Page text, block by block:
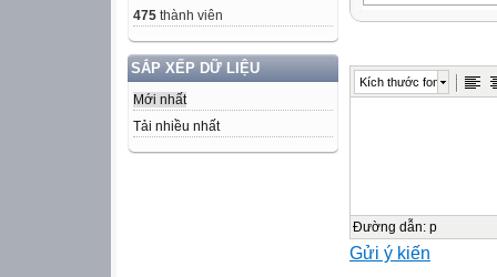
475 thành viên
SẮP XẾP DỮ LIỆU
Mới nhất
Tải nhiều nhất
Nhạc: Ri- chác
Lời việt:
Âm nhạc – Tiết
Khám phá
Kích thước font
Đường dẫn: p
Gửi ý kiến